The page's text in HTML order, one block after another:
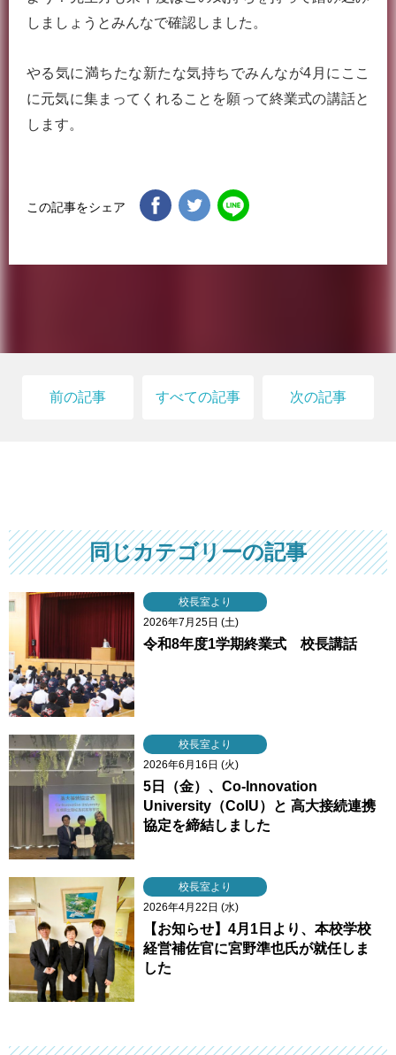
しましょうとみんなで確認しました。
やる気に満ちたな新たな気持ちでみんなが4月にここ
に元気に集まってくれることを願って終業式の講話と
します。
この記事をシェア
前の記事 すべての記事 次の記事
同じカテゴリーの記事
校長室より
2026年7月25日 (土)
令和8年度1学期終業式 校長講話
校長室より
2026年6月16日 (火)
5日（金）、Co-Innovation
University（CoIU）と 高大接続連携
協定を締結しました
校長室より
2026年4月22日 (水)
【お知らせ】4月1日より、本校学校
経営補佐官に宮野準也氏が就任しま
した